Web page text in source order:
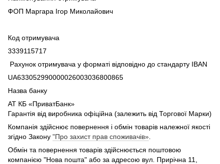
ФОП Маргара Ігор Миколайович
Код отримувача
3339115717
Рахунок отримувача у форматі відповідно до стандарту IBAN
UA633052990000026003036800865
Назва банку
АТ КБ «ПриватБанк»
Гарантія від виробника офіційна (залежить від Торгової Марки)
Компанія здійснює повернення і обмін товарів належної якості
згідно Закону "Про захист прав споживачів»
Обмін та повернення товарів здійснюється поштовою
компанією "Нова пошта" або за адресою вул. Прирічна 11,